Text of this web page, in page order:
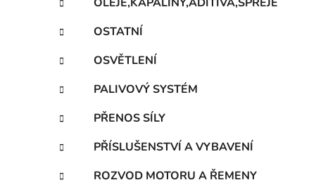
OSTATNÍ
OSVĚTLENÍ
PALIVOVÝ SYSTÉM
PŘENOS SÍLY
PŘÍSLUŠENSTVÍ A VYBAVENÍ
ROZVOD MOTORU A ŘEMENY